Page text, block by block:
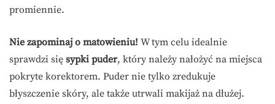
promiennie.
Nie zapominaj o matowieniu! W tym celu idealnie
sprawdzi się sypki puder, który należy nałożyć na miejsca
pokryte korektorem. Puder nie tylko zredukuje
błyszczenie skóry, ale także utrwali makijaż na dłużej.